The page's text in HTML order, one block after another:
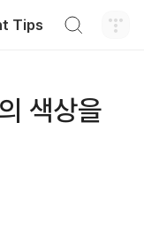
Tips
색상을